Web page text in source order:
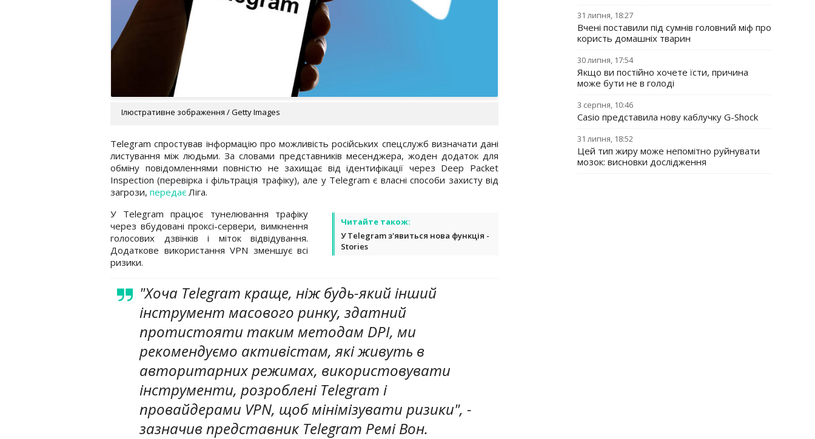
Ілюстративне зображення / Getty Images
Telegram спростував інформацію про можливість російських спецслужб визначати дані
листування між людьми. За словами представників месенджера, жоден додаток для
обміну повідомленнями повністю не захищає від ідентифікації через Deep Packet
Inspection (перевірка і фільтрація трафіку), але у Telegram є власні способи захисту від
загрози, передає Ліга.
Читайте також:
У Telegram з'явиться нова функція -
Stories
У Telegram працює тунелювання трафіку
через вбудовані проксі-сервери, вимкнення
голосових дзвінків і міток відвідування.
Додаткове використання VPN зменшує всі
ризики.
"Хоча Telegram краще, ніж будь-який інший
інструмент масового ринку, здатний
протистояти таким методам DPI, ми
рекомендуємо активістам, які живуть в
авторитарних режимах, використовувати
інструменти, розроблені Telegram і
провайдерами VPN, щоб мінімізувати ризики", -
зазначив представник Telegram Ремі Вон.
31 липня, 18:27
Вчені поставили під сумнів головний міф про
користь домашніх тварин
30 липня, 17:54
Якщо ви постійно хочете їсти, причина
може бути не в голоді
3 серпня, 10:46
Casio представила нову каблучку G-Shock
31 липня, 18:52
Цей тип жиру може непомітно руйнувати
мозок: висновки дослідження